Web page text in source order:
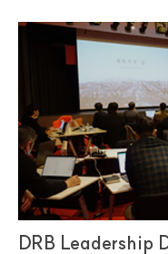
DRB Leadership